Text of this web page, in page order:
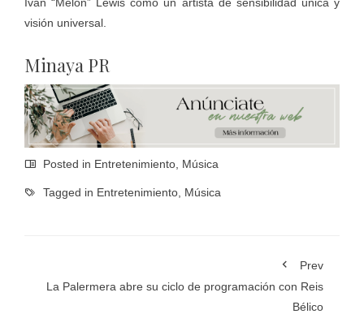
visión universal.
Minaya PR
Posted in Entretenimiento Música
Tagged in Entretenimiento Música
Prev
La Palermera abre su ciclo de programación con Reis
Bélico